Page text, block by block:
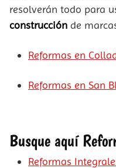
resolverán todo para
construcción de
Reformas en
Reformas en San
Busque aquí
Reformas